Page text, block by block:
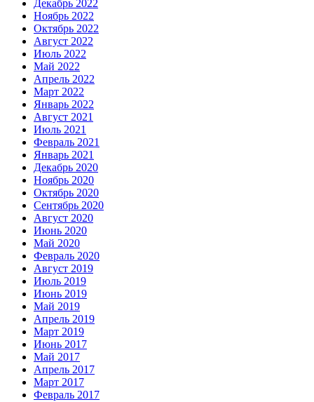
Декабрь 2022
Ноябрь 2022
Октябрь 2022
Август 2022
Июль 2022
Май 2022
Апрель 2022
Март 2022
Январь 2022
Август 2021
Июль 2021
Февраль 2021
Январь 2021
Декабрь 2020
Ноябрь 2020
Октябрь 2020
Сентябрь 2020
Август 2020
Июнь 2020
Май 2020
Февраль 2020
Август 2019
Июль 2019
Июнь 2019
Май 2019
Апрель 2019
Март 2019
Июнь 2017
Май 2017
Апрель 2017
Март 2017
Февраль 2017